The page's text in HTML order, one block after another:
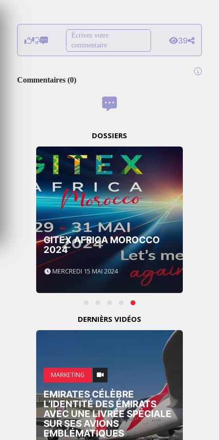
Écrivez votre
commentaire
39
Commentaires (0)
DOSSIERS
GITEX AFRICA MOROCCO
2024
MERCREDI 15 MAI 2024
DERNIÈRS VIDÉOS
MARKETING
EMIRATES CÉLÈBRE
L’IDENTITÉ DES ÉMIRATS
AVEC UNE LIVRÉE SPÉCIALE
SUR SES AVIONS
EMBLÉMATIQUES